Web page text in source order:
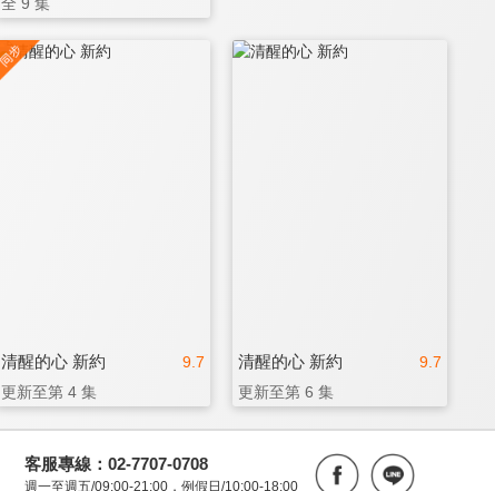
全 9 集
9.7
清醒的心 新約
更新至第 4 集
9.7
清醒的心 新約
更新至第 6 集
客服專線：02-7707-0708
週一至週五/09:00-21:00，例假日/10:00-18:00